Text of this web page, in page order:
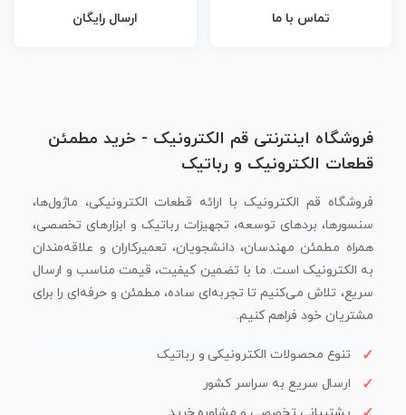
تماس با ما ارسال رایگان
فروشگاه اینترنتی قم الکترونیک - خرید مطمئن
قطعات الکترونیک و رباتیک
فروشگاه قم الکترونیک با ارائه قطعات الکترونیکی، ماژول‌ها،
سنسورها، بردهای توسعه، تجهیزات رباتیک و ابزارهای تخصصی،
همراه مطمئن مهندسان، دانشجویان، تعمیرکاران و علاقه‌مندان
به الکترونیک است. ما با تضمین کیفیت، قیمت مناسب و ارسال
سریع، تلاش می‌کنیم تا تجربه‌ای ساده، مطمئن و حرفه‌ای را برای
مشتریان خود فراهم کنیم.
تنوع محصولات الکترونیکی و رباتیک
ارسال سریع به سراسر کشور